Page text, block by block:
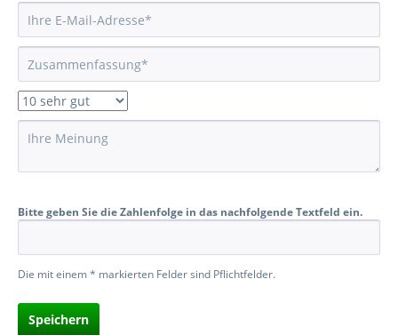
Bitte geben Sie die Zahlenfolge in das nachfolgende Textfeld ein.
Die mit einem * markierten Felder sind Pflichtfelder.
Speichern